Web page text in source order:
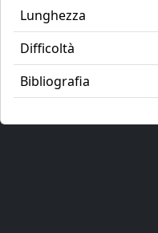
Lunghezza
Difficoltà
Bibliografia